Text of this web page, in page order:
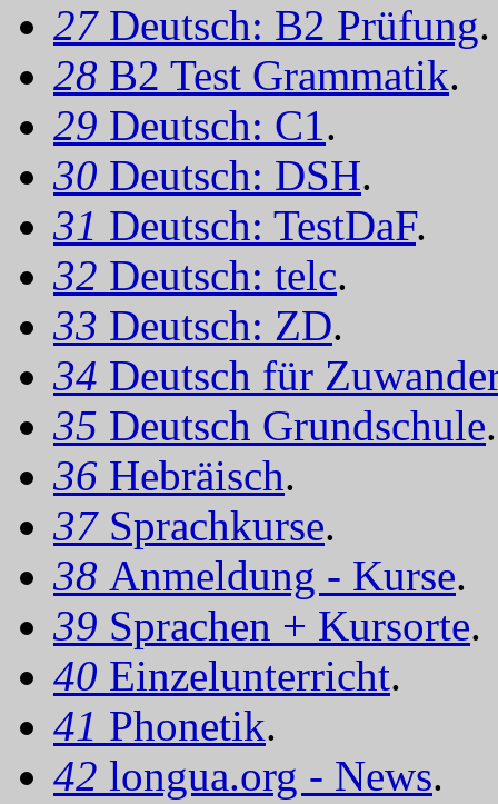
27 Deutsch: B2 Prüfung.
28 B2 Test Grammatik.
29 Deutsch: C1.
30 Deutsch: DSH.
31 Deutsch: TestDaF.
32 Deutsch: telc.
33 Deutsch: ZD.
34 Deutsch für
35 Deutsch Grundschule.
36 Hebräisch.
37 Sprachkurse.
38 Anmeldung - Kurse.
39 Sprachen + Kursorte.
40 Einzelunterricht.
41 Phonetik.
42 longua.org - News.